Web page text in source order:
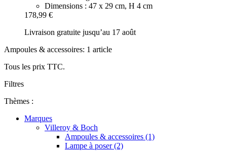
Dimensions : 47 x 29 cm, H 4 cm
178,99 €
Livraison gratuite jusqu’au 17 août
Ampoules & accessoires: 1 article
Tous les prix TTC.
Filtres
Thèmes :
Marques
Villeroy & Boch
Ampoules & accessoires (1)
Lampe à poser (2)